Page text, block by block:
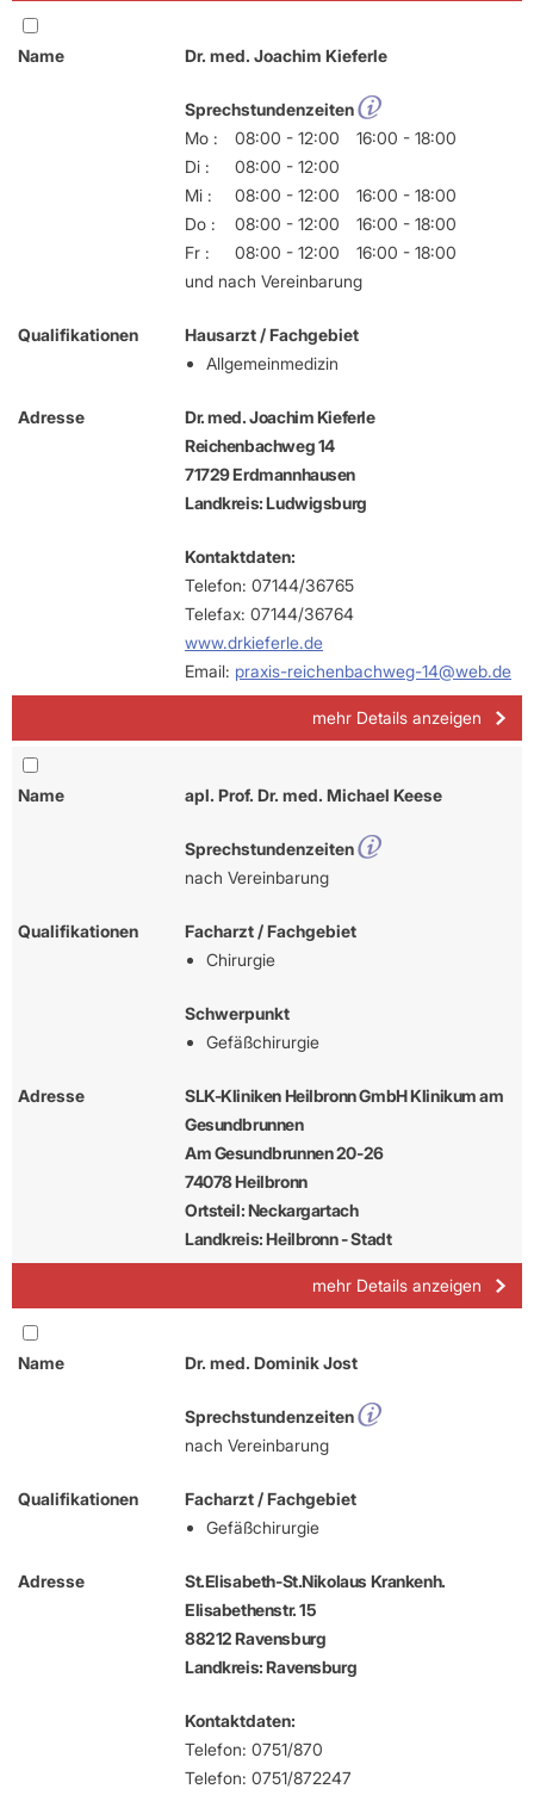
Name Dr. med. Joachim Kieferle
Sprechstundenzeiten
Mo :
08:00 - 12:00
16:00 - 18:00
Di :
08:00 - 12:00
Mi :
08:00 - 12:00
16:00 - 18:00
Do :
08:00 - 12:00
16:00 - 18:00
Fr :
08:00 - 12:00
16:00 - 18:00
und nach Vereinbarung
Qualifikationen
Hausarzt / Fachgebiet
Allgemeinmedizin
Adresse
Dr. med. Joachim Kieferle
Reichenbachweg 14
71729 Erdmannhausen
Landkreis: Ludwigsburg
Kontaktdaten:
Telefon: 07144/36765
Telefax: 07144/36764
www.drkieferle.de
Email: praxis-reichenbachweg-14@web.de
mehr Details anzeigen
Name apl. Prof. Dr. med. Michael Keese
Sprechstundenzeiten
nach Vereinbarung
Qualifikationen
Facharzt / Fachgebiet
Chirurgie
Schwerpunkt
Gefäßchirurgie
Adresse
SLK-Kliniken Heilbronn GmbH Klinikum am
Gesundbrunnen
Am Gesundbrunnen 20-26
74078 Heilbronn
Ortsteil: Neckargartach
Landkreis: Heilbronn - Stadt
mehr Details anzeigen
Name Dr. med. Dominik Jost
Sprechstundenzeiten
nach Vereinbarung
Qualifikationen
Facharzt / Fachgebiet
Gefäßchirurgie
Adresse
St.Elisabeth-St.Nikolaus Krankenh.
Elisabethenstr. 15
88212 Ravensburg
Landkreis: Ravensburg
Kontaktdaten:
Telefon: 0751/870
Telefon: 0751/872247